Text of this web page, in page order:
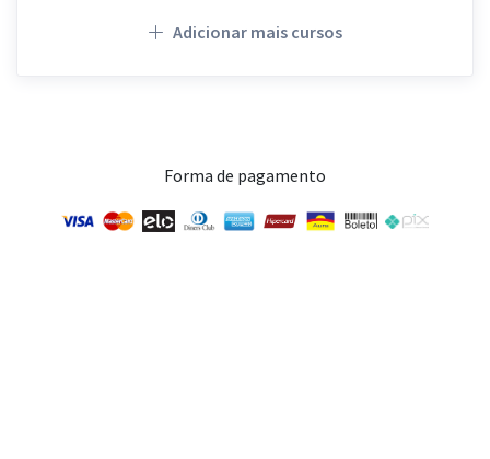
Adicionar mais cursos
Forma de pagamento